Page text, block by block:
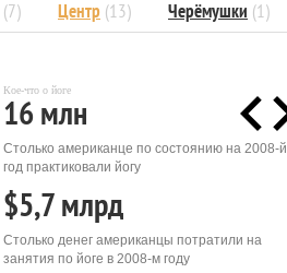
(7) Центр (13) Черёмушки (1)
Кое-что о йоге
16 млн
Столько американце по состоянию на 2008-й
год практиковали йогу
$5,7 млрд
Столько денег американцы потратили на
занятия по йоге в 2008-м году